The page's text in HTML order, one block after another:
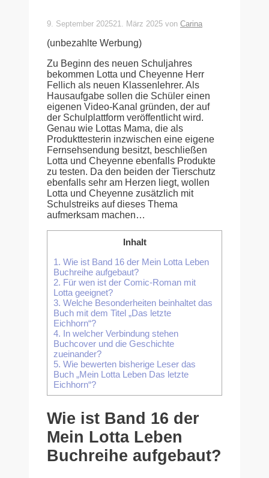
9. September 202521. März 2025 von Carina
(unbezahlte Werbung)
Zu Beginn des neuen Schuljahres
bekommen Lotta und Cheyenne Herr
Fellich als neuen Klassenlehrer. Als
Hausaufgabe sollen die Schüler einen
eigenen Video-Kanal gründen, der auf
der Schulplattform veröffentlicht wird.
Genau wie Lottas Mama, die als
Produkttesterin inzwischen eine eigene
Fernsehsendung besitzt, beschließen
Lotta und Cheyenne ebenfalls Produkte
zu testen. Da den beiden der Tierschutz
ebenfalls sehr am Herzen liegt, wollen
Lotta und Cheyenne zusätzlich mit
Schulstreiks auf dieses Thema
aufmerksam machen…
Inhalt
1. Wie ist Band 16 der Mein Lotta Leben
Buchreihe aufgebaut?
2. Für wen ist der Comic-Roman mit
Lotta geeignet?
3. Welche Besonderheiten beinhaltet das
Buch mit dem Titel „Das letzte
Eichhorn“?
4. In welcher Verbindung stehen
Buchcover und die Geschichte
zueinander?
5. Wie bewerten bisherige Leser das
Buch „Mein Lotta Leben Das letzte
Eichhorn“?
Wie ist Band 16 der
Mein Lotta Leben
Buchreihe aufgebaut?